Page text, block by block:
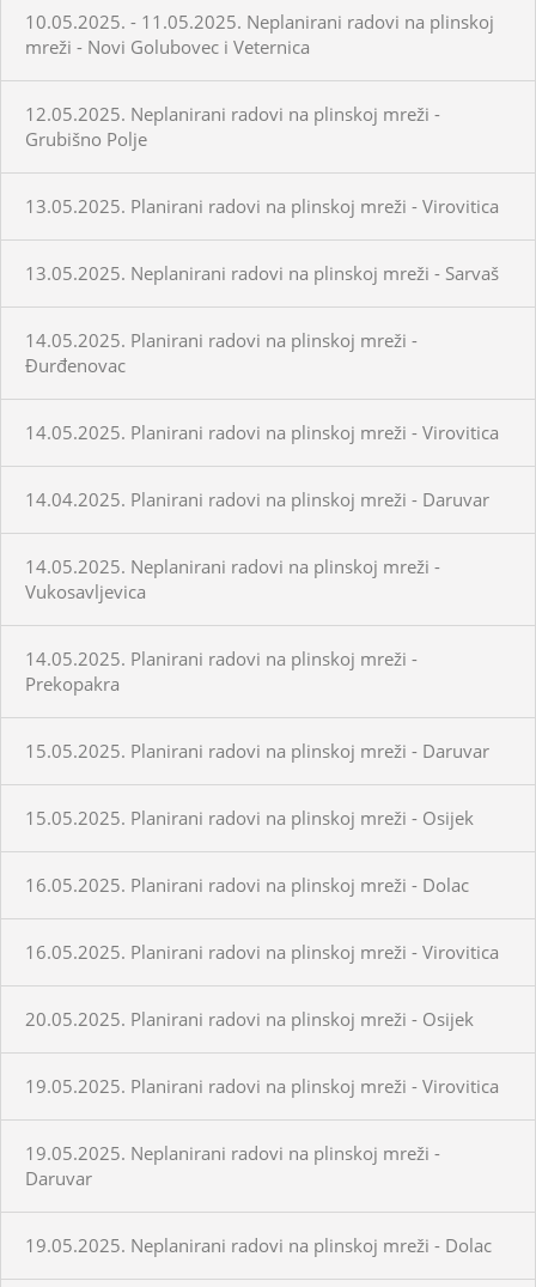
10.05.2025. - 11.05.2025. Neplanirani radovi na plinskoj
mreži - Novi Golubovec i Veternica
12.05.2025. Neplanirani radovi na plinskoj mreži -
Grubišno Polje
13.05.2025. Planirani radovi na plinskoj mreži - Virovitica
13.05.2025. Neplanirani radovi na plinskoj mreži - Sarvaš
14.05.2025. Planirani radovi na plinskoj mreži -
Đurđenovac
14.05.2025. Planirani radovi na plinskoj mreži - Virovitica
14.04.2025. Planirani radovi na plinskoj mreži - Daruvar
14.05.2025. Neplanirani radovi na plinskoj mreži -
Vukosavljevica
14.05.2025. Planirani radovi na plinskoj mreži -
Prekopakra
15.05.2025. Planirani radovi na plinskoj mreži - Daruvar
15.05.2025. Planirani radovi na plinskoj mreži - Osijek
16.05.2025. Planirani radovi na plinskoj mreži - Dolac
16.05.2025. Planirani radovi na plinskoj mreži - Virovitica
20.05.2025. Planirani radovi na plinskoj mreži - Osijek
19.05.2025. Planirani radovi na plinskoj mreži - Virovitica
19.05.2025. Neplanirani radovi na plinskoj mreži -
Daruvar
19.05.2025. Neplanirani radovi na plinskoj mreži - Dolac